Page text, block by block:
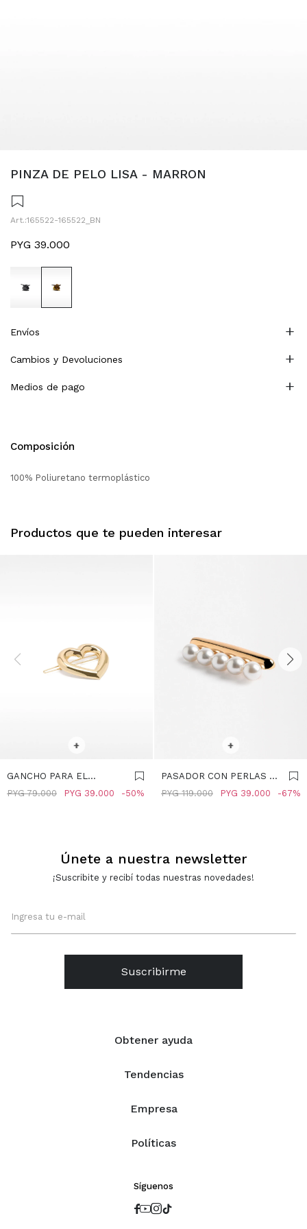
PINZA DE PELO LISA - MARRON
165522-165522_BN
PYG 39.000
Envíos
Cambios y Devoluciones
Medios de pago
Composición
100% Poliuretano termoplástico
Productos que te pueden interesar
+
GANCHO PARA EL
CABELLO DE CORAZÓN -
PYG 39.000
PYG 79.000 50
+
PASADOR CON PERLAS -
BLANCO
PYG 39.000
PYG 119.000 67
Obtener ayuda
Tendencias
Empresa
Políticas
Únete a nuestra newsletter
¡Suscribite y recibí todas nuestras novedades!
Suscribirme
Síguenos
